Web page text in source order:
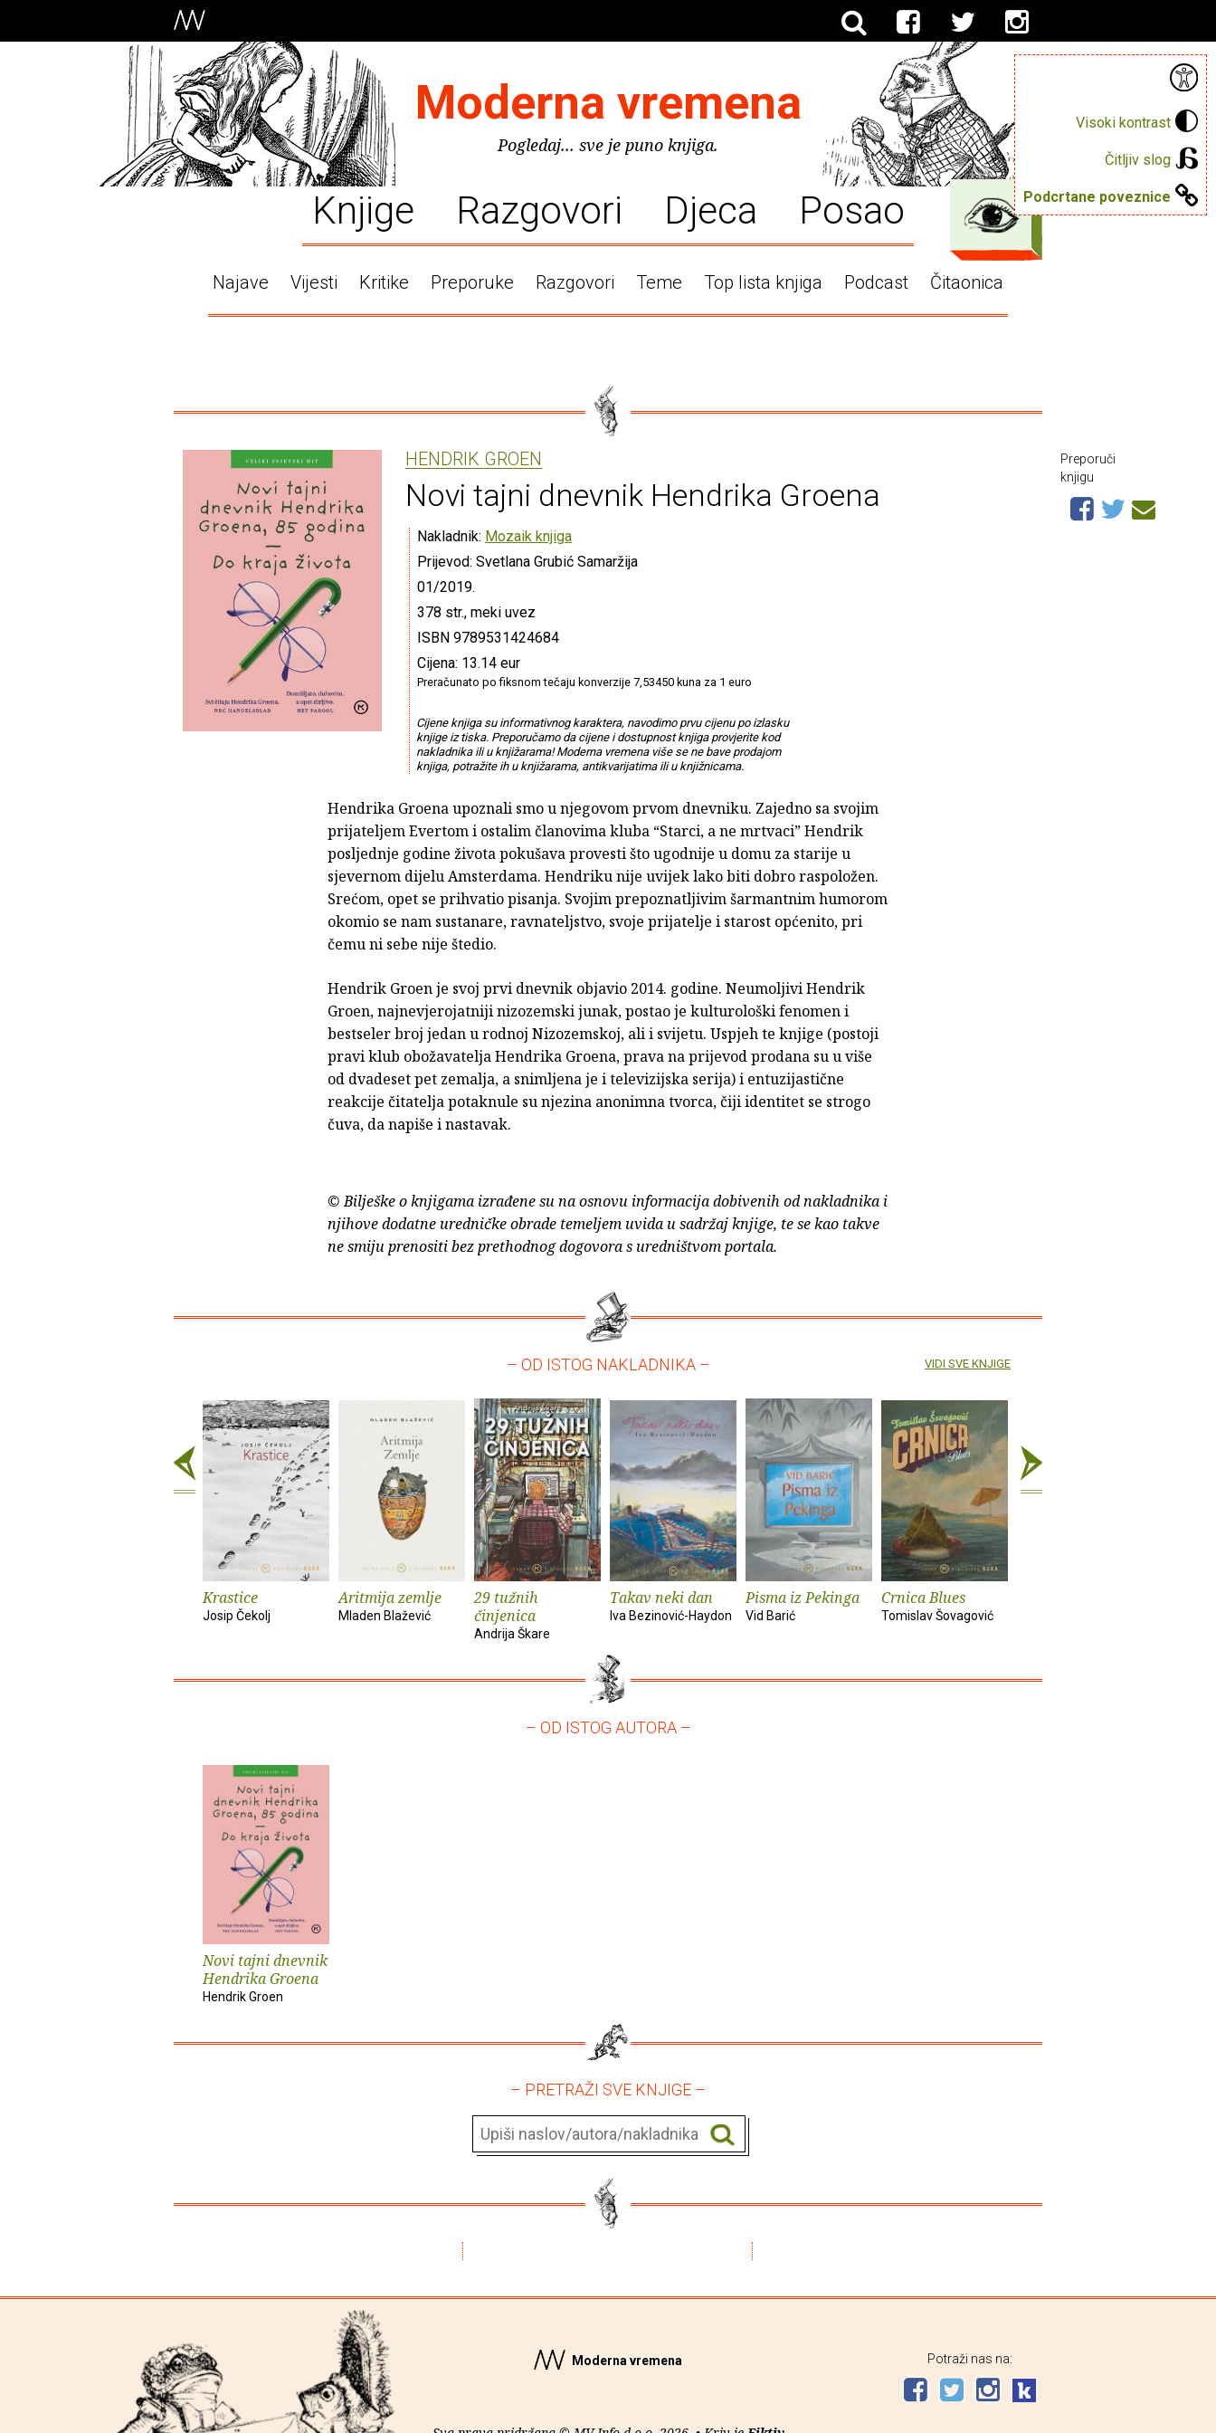
Visoki kontrast
Čitljiv slog
Podcrtane poveznice
Moderna vremena
Pogledaj... sve je puno knjiga.
Knjige Razgovori Djeca Posao
Najave Vijesti Kritike Preporuke Razgovori Teme Top lista knjiga Podcast Čitaonica
HENDRIK GROEN
Novi tajni dnevnik Hendrika Groena
Nakladnik: Mozaik knjiga
Prijevod: Svetlana Grubić Samaržija
01/2019.
378 str., meki uvez
ISBN 9789531424684
Cijena: 13.14 eur
Preračunato po fiksnom tečaju konverzije 7,53450 kuna za 1 euro
Cijene knjiga su informativnog karaktera, navodimo prvu cijenu po izlasku
knjige iz tiska. Preporučamo da cijene i dostupnost knjiga provjerite kod
nakladnika ili u knjižarama! Moderna vremena više se ne bave prodajom
knjiga, potražite ih u knjižarama, antikvarijatima ili u knjižnicama.
Hendrika Groena upoznali smo u njegovom prvom dnevniku. Zajedno sa svojim
prijateljem Evertom i ostalim članovima kluba “Starci, a ne mrtvaci” Hendrik
posljednje godine života pokušava provesti što ugodnije u domu za starije u
sjevernom dijelu Amsterdama. Hendriku nije uvijek lako biti dobro raspoložen.
Srećom, opet se prihvatio pisanja. Svojim prepoznatljivim šarmantnim humorom
okomio se nam sustanare, ravnateljstvo, svoje prijatelje i starost općenito, pri
čemu ni sebe nije štedio.
Hendrik Groen je svoj prvi dnevnik objavio 2014. godine. Neumoljivi Hendrik
Groen, najnevjerojatniji nizozemski junak, postao je kulturološki fenomen i
bestseler broj jedan u rodnoj Nizozemskoj, ali i svijetu. Uspjeh te knjige (postoji
pravi klub obožavatelja Hendrika Groena, prava na prijevod prodana su u više
od dvadeset pet zemalja, a snimljena je i televizijska serija) i entuzijastične
reakcije čitatelja potaknule su njezina anonimna tvorca, čiji identitet se strogo
čuva, da napiše i nastavak.
© Bilješke o knjigama izrađene su na osnovu informacija dobivenih od nakladnika i
njihove dodatne uredničke obrade temeljem uvida u sadržaj knjige, te se kao takve
ne smiju prenositi bez prethodnog dogovora s uredništvom portala.
Preporuči
knjigu
– OD ISTOG NAKLADNIKA –
Krastice
Josip Čekolj
Aritmija zemlje
Mladen Blažević
29 tužnih
činjenica
Andrija Škare
Takav neki dan
Iva Bezinović-Haydon
Pisma iz Pekinga
Vid Barić
Crnica Blues
Tomislav Šovagović
VIDI SVE KNJIGE
– OD ISTOG AUTORA –
Novi tajni dnevnik
Hendrika Groena
Hendrik Groen
– PRETRAŽI SVE KNJIGE –
Moderna vremena Potraži nas na: